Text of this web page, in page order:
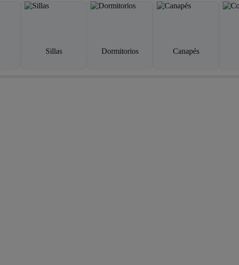
Sillas Dormitorios Canapés